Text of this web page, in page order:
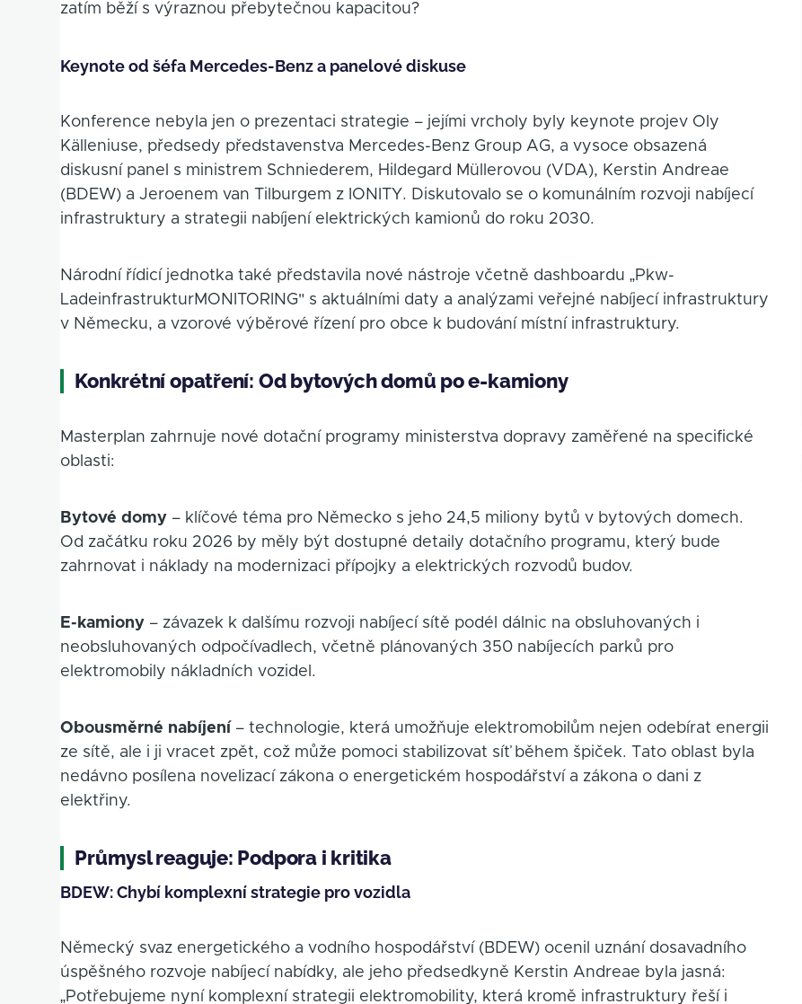
zatím běží s výraznou přebytečnou kapacitou?
Keynote od šéfa Mercedes-Benz a panelové diskuse
Konference nebyla jen o prezentaci strategie – jejími vrcholy byly keynote projev Oly
Källeniuse, předsedy představenstva Mercedes-Benz Group AG, a vysoce obsazená
diskusní panel s ministrem Schniederem, Hildegard Müllerovou (VDA), Kerstin Andreae
(BDEW) a Jeroenem van Tilburgem z IONITY. Diskutovalo se o komunálním rozvoji nabíjecí
infrastruktury a strategii nabíjení elektrických kamionů do roku 2030.
Národní řídicí jednotka také představila nové nástroje včetně dashboardu „Pkw-
LadeinfrastrukturMONITORING" s aktuálními daty a analýzami veřejné nabíjecí infrastruktury
v Německu, a vzorové výběrové řízení pro obce k budování místní infrastruktury.
Konkrétní opatření: Od bytových domů po e-kamiony
Masterplan zahrnuje nové dotační programy ministerstva dopravy zaměřené na specifické
oblasti:
Bytové domy – klíčové téma pro Německo s jeho 24,5 miliony bytů v bytových domech.
Od začátku roku 2026 by měly být dostupné detaily dotačního programu, který bude
zahrnovat i náklady na modernizaci přípojky a elektrických rozvodů budov.
E-kamiony – závazek k dalšímu rozvoji nabíjecí sítě podél dálnic na obsluhovaných i
neobsluhovaných odpočívadlech, včetně plánovaných 350 nabíjecích parků pro
elektromobily nákladních vozidel.
Obousměrné nabíjení – technologie, která umožňuje elektromobilům nejen odebírat energii
ze sítě, ale i ji vracet zpět, což může pomoci stabilizovat síť během špiček. Tato oblast byla
nedávno posílena novelizací zákona o energetickém hospodářství a zákona o dani z
elektřiny.
Průmysl reaguje: Podpora i kritika
BDEW: Chybí komplexní strategie pro vozidla
Německý svaz energetického a vodního hospodářství (BDEW) ocenil uznání dosavadního
úspěšného rozvoje nabíjecí nabídky, ale jeho předsedkyně Kerstin Andreae byla jasná:
„Potřebujeme nyní komplexní strategii elektromobility, která kromě infrastruktury řeší i